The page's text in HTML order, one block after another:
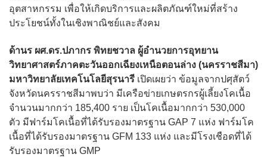
อุตสาหกรรม เพื่อให้เกิดบริการและผลิตภัณฑ์ใหม่ที่สร้าง
ประโยชน์ทั้งในเชิงพาณิชย์และสังคม
ด้านร ผศ.ดร.ปภากร พิทยชวาล ผู้อำนวยการอุทยาน
วิทยาศาสตร์ภาคตะวันออกเฉียงเหนือตอนล่าง (นครราชสีมา)
มหาวิทยาลัยเทคโนโลยีสุรนารี เปิดเผยว่า ข้อมูลจากปศุสัตว์
จังหวัดนครราชสีมาพบว่า มีเครือข่ายเกษตรกรผู้เลี้ยงโคเนื้อ
จำนวนมากกว่า 185,400 ราย เป็นโคเนื้อมากกว่า 530,000
ตัว มีฟาร์มโคเนื้อที่ได้รับรองมาตรฐาน GAP 7 แห่ง ฟาร์มโค
เนื้อที่ได้รับรองมาตรฐาน GFM 133 แห่ง และมีโรงเชือดที่ได้
รับรองมาตรฐาน GMP